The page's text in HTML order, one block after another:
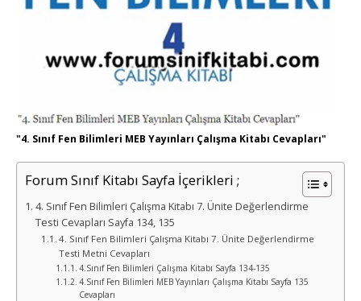
"4. Sınıf Fen Bilimleri MEB Yayınları Çalışma Kitabı Cevapları"
Forum Sınıf Kitabı Sayfa İçerikleri ;
4. Sınıf Fen Bilimleri Çalışma Kitabı 7. Ünite Değerlendirme
Testi Cevapları Sayfa 134, 135
4. Sınıf Fen Bilimleri Çalışma Kitabı 7. Ünite Değerlendirme
Testi Metni Cevapları
4.Sınıf Fen Bilimleri Çalışma Kitabı Sayfa 134-135
4.Sınıf Fen Bilimleri MEB Yayınları Çalışma Kitabı Sayfa 135
Cevapları